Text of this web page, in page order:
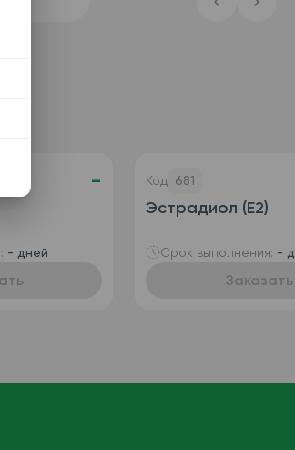
-
- дней
Код 681
Эстрадиол (Е2)
Срок выполнения: -
Заказать